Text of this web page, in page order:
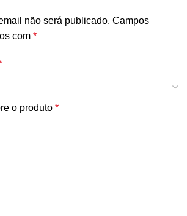
não será publicado. Campos
com *
o produto *